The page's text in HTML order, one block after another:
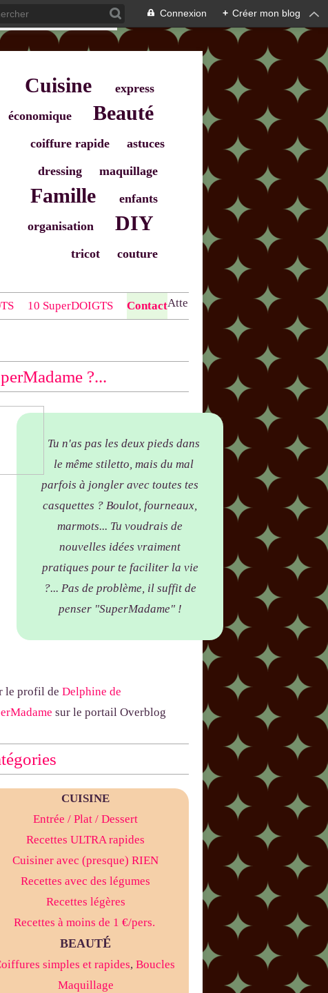
Connexion + Créer mon blog
Cuisine
express
économique
Beauté
coiffure rapide
astuces
dressing
maquillage
Famille
enfants
organisation
DIY
tricot couture
10 SuperDOIGTS ContactAtte
ntio
!
?...
Tu n'as pas les deux pieds dans
le même stiletto, mais du mal
parfois à jongler avec toutes tes
casquettes ? Boulot, fourneaux,
marmots... Tu voudrais de
nouvelles idées vraiment
pratiques pour te faciliter la vie
?... Pas de problème, il suffit de
penser "SuperMadame" !
le profil de Delphine de
sur le portail Overblog
CUISINE
Entrée / Plat / Dessert
Recettes ULTRA rapides
Cuisiner avec (presque) RIEN
Recettes avec des légumes
Recettes légères
Recettes à moins de 1 €/pers.
BEAUTÉ
simples et rapides, Boucles
Maquillage